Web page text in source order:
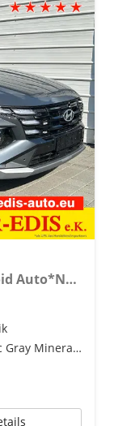
Black Line 1.6 T-GDi HEV AT Android Auto*Navi*SHZ*Kamera*2Z Klimaauto*
Ecotronic Gray Mineraleffekt